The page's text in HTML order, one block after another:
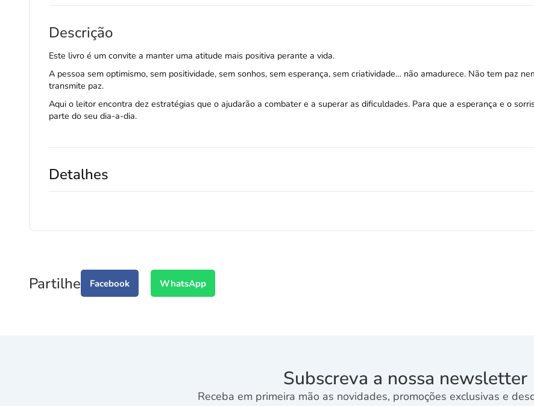
Descrição
Este livro é um convite a manter uma atitude mais positiva perante a vida.
A pessoa sem optimismo, sem positividade, sem sonhos, sem esperança, sem criatividade… não amadurece. Não tem paz
transmite paz.
Aqui o leitor encontra dez estratégias que o ajudarão a combater e a superar as dificuldades. Para que a esperança e o
parte do seu dia-a-dia.
Detalhes
Partilhe Facebook WhatsApp
Subscreva a nossa newsletter
Receba em primeira mão as novidades, promoções exclusivas e